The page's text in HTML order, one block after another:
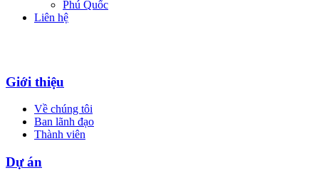
Phú Quốc
Liên hệ
Giới thiệu
Về chúng tôi
Ban lãnh đạo
Thành viên
Dự án